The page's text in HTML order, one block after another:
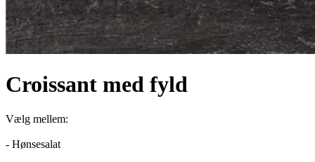
Croissant med fyld
Vælg mellem:
- Hønsesalat